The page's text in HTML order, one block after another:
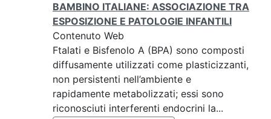
BAMBINO ITALIANE: ASSOCIAZIONE TRA
ESPOSIZIONE E PATOLOGIE INFANTILI
Contenuto Web
Ftalati e Bisfenolo A (BPA) sono composti
diffusamente utilizzati come plasticizzanti,
non persistenti nell’ambiente e
rapidamente metabolizzati; essi sono
riconosciuti interferenti endocrini la...